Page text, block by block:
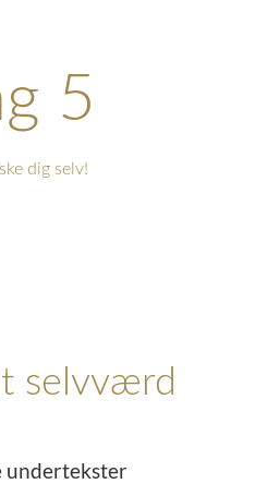
5
dig selv!
selvværd
undertekster